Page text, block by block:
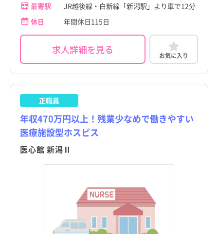
最寄駅
JR越後線・白新線「新潟駅」より車で12分
休日
年間休日115日
求人詳細を見る お気に入り
正職員
年収470万円以上！残業少なめで働きやすい
医療施設型ホスピス
医心館 新潟Ⅱ